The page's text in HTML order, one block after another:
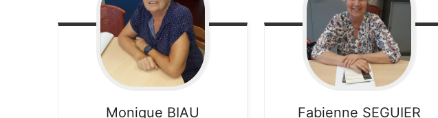
Monique BIAU Fabienne SEGUIER